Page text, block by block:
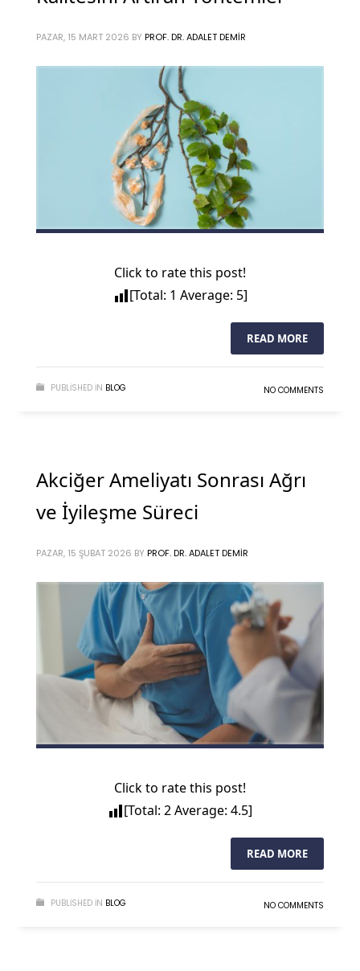
PAZAR, 15 MART 2026 BY PROF. DR. ADALET DEMIR
Click to rate this post!
[Total: 1 Average: 5]
READ MORE
PUBLISHED IN BLOG NO COMMENTS
Akciğer Ameliyatı Sonrası Ağrı
ve İyileşme Süreci
PAZAR, 15 ŞUBAT 2026 BY PROF. DR. ADALET DEMIR
Click to rate this post!
[Total: 2Average: 4.5]
READ MORE
PUBLISHED IN BLOG NO COMMENTS